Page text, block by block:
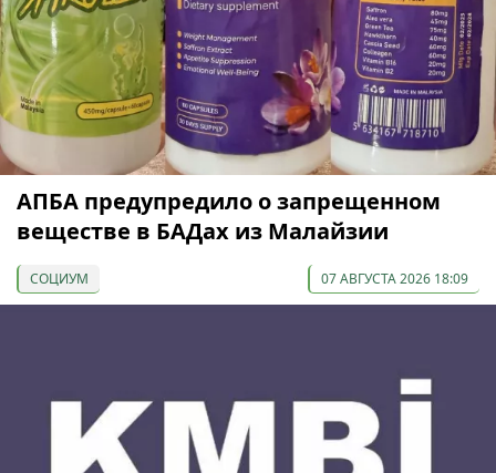
АПБА предупредило о запрещенном
веществе в БАДах из Малайзии
СОЦИУМ 07 АВГУСТА 2026 18:09